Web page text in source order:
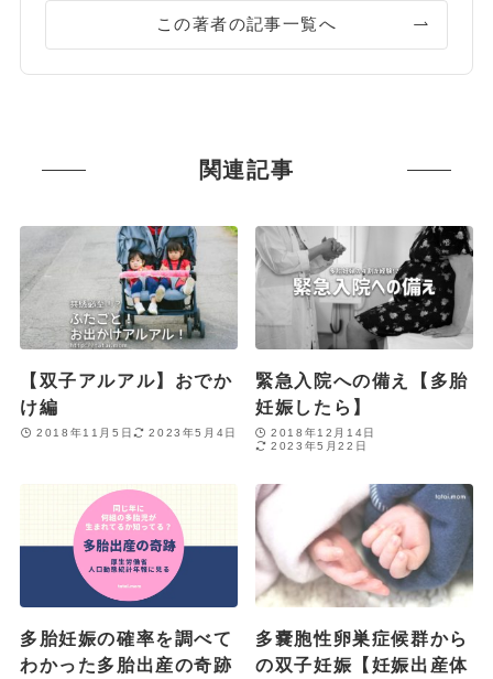
この著者の記事一覧へ
関連記事
【双子アルアル】おでか
け編
2018年11月5日 2023年5月4日
緊急入院への備え【多胎
妊娠したら】
2018年12月14日
2023年5月22日
多胎妊娠の確率を調べて
わかった多胎出産の奇跡
多嚢胞性卵巣症候群から
の双子妊娠【妊娠出産体